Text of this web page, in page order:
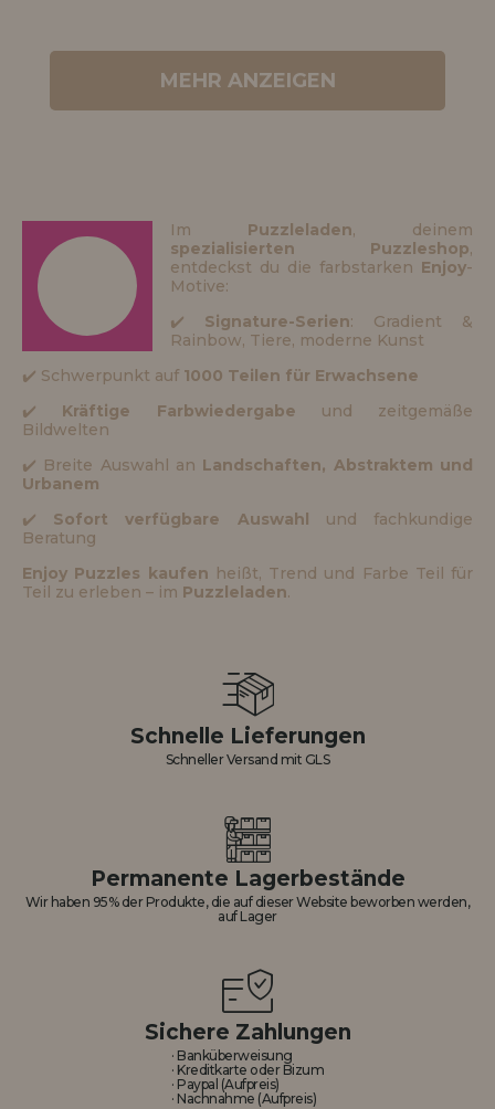
MEHR ANZEIGEN
Im Puzzleladen, deinem
spezialisierten Puzzleshop,
entdeckst du die farbstarken Enjoy-
Motive:
✔️ Signature-Serien: Gradient &
Rainbow, Tiere, moderne Kunst
✔️ Schwerpunkt auf 1000 Teilen für Erwachsene
✔️ Kräftige Farbwiedergabe und zeitgemäße
Bildwelten
✔️ Breite Auswahl an Landschaften, Abstraktem und
Urbanem
✔️ Sofort verfügbare Auswahl und fachkundige
Beratung
Enjoy Puzzles kaufen heißt, Trend und Farbe Teil für
Teil zu erleben – im Puzzleladen.
Schnelle Lieferungen
Schneller Versand mit GLS
Permanente Lagerbestände
Wir haben 95% der Produkte, die auf dieser Website beworben werden,
auf Lager
Sichere Zahlungen
· Banküberweisung
· Kreditkarte oder Bizum
· Paypal (Aufpreis)
· Nachnahme (Aufpreis)